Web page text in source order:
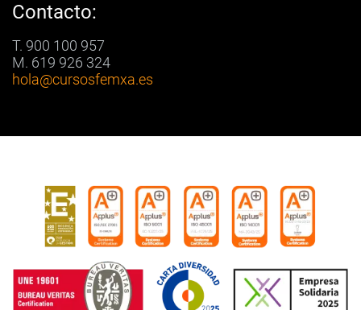
Contacto:
T. 900 100 957
M. 619 926 324
hola@cursosfemxa.es